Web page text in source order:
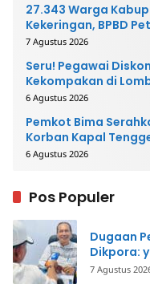
27.343 Warga
Kekeringan, BPBD
7 Agustus 2026
Seru! Pegawai
Kekompakan di
6 Agustus 2026
Pemkot Bima
Korban Kapal
6 Agustus 2026
Pos Populer
Dugaan
Dikpora:
7 Agustus